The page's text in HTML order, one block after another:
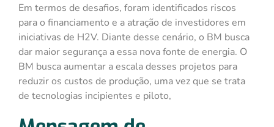
Em termos de desafios, foram identificados riscos
para o financiamento e a atração de investidores em
iniciativas de H2V. Diante desse cenário, o BM busca
dar maior segurança a essa nova fonte de energia. O
BM busca aumentar a escala desses projetos para
reduzir os custos de produção, uma vez que se trata
de tecnologias incipientes e piloto,